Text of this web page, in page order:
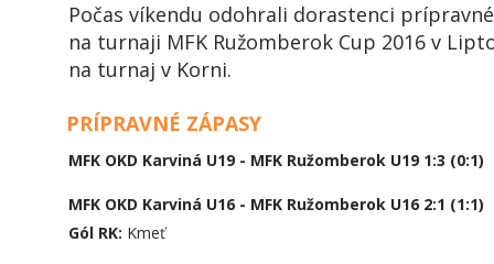
Počas víkendu odohrali dorastenci
na turnaji MFK Ružomberok Cup 2016 v
na turnaj v Korni.
PRÍPRAVNÉ ZÁPASY
MFK OKD Karviná U19 - MFK Ružomberok U19 1:3 (0:1)
MFK OKD Karviná U16 - MFK Ružomberok U16 2:1 (1:1)
Gól RK: Kmeť